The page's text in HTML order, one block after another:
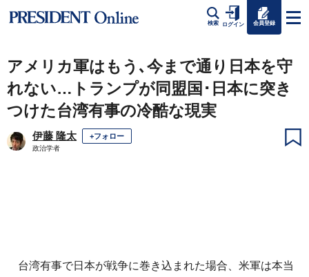
検索 ログイン 会員登録
アメリカ軍はもう､今まで通り日本を守
れない…トランプが同盟国･日本に突き
つけた台湾有事の冷酷な現実
伊藤 隆太 +フォロー
政治学者
台湾有事で日本が戦争に巻き込まれた場合、米軍は本当